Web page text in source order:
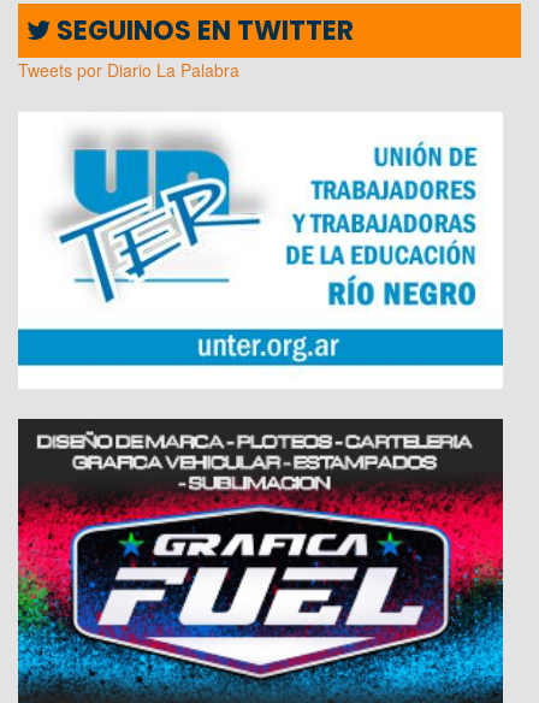
SEGUINOS EN TWITTER
Tweets por Diario La Palabra